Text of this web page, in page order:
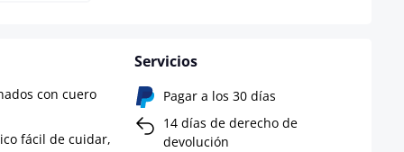
con cuero
fácil de cuidar,
Servicios
Pagar a los 30 días
14 días de derecho de
devolución